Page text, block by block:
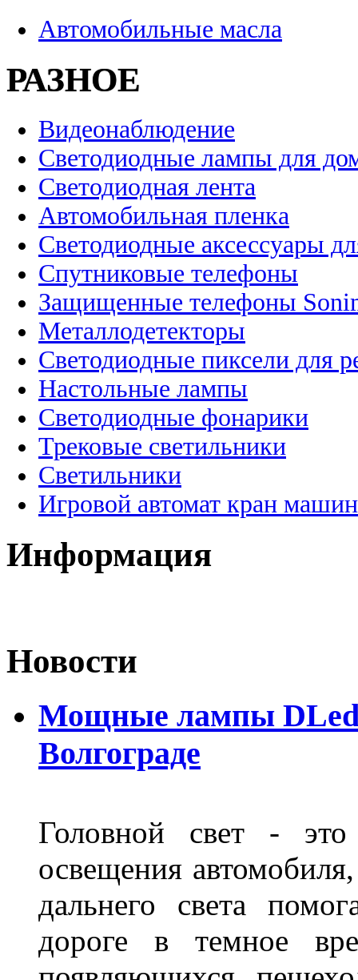
Автомобильные масла
РАЗНОЕ
Видеонаблюдение
Светодиодные лампы для
Светодиодная лента
Автомобильная пленка
Светодиодные аксессуары
Спутниковые телефоны
Защищенные телефоны
Металлодетекторы
Светодиодные пиксели для
Настольные лампы
Светодиодные фонарики
Трековые светильники
Светильники
Игровой автомат кран
Информация
Новости
Мощные лампы DLed
Волгограде
Головной свет -
освещения
дальнего света
дороге в темное